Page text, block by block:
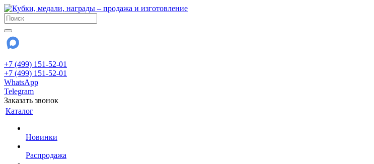
+7 (499) 151-52-01
+7 (499) 151-52-01
WhatsApp
Telegram
Заказать звонок
Каталог
Новинки
Распродажа